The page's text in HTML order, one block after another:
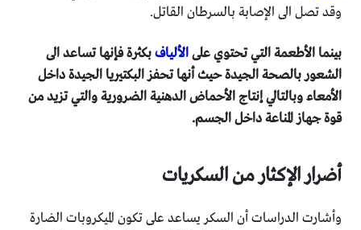
وقد تصل الى الإصابة بالسرطان القاتل.
بينما الأطعمة التي تحتوي علىالأليافبكثرة فإنها تساعد الى
الشعور بالصحة الجيدة حيث أنها تحفز البكتيريا الجيدة داخل
الأمعاء وبالتالي إنتاج الأحماض الدهنية الضرورية والتي تزيد من
قوة جهاز المناعة داخل الجسم.
أضرار الإكثار من السكريات
وأشارت الدراسات أن السكر يساعد على تكون الميكروبات الضارة